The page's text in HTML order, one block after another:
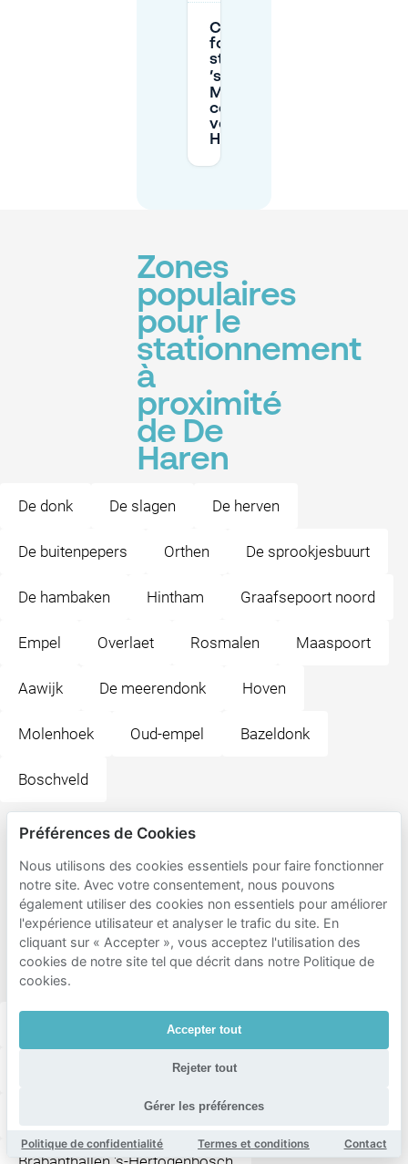
Comment
fonctionne la
station P+R
’s‑Hertogenbosch
Mayweg pour les
conducteurs
venant de De
Haren ?
Zones
populaires
pour le
stationnement
à
proximité
de De
Haren
De donk De slagen De herven
De buitenpepers Orthen De sprookjesbuurt
De hambaken Hintham Graafsepoort noord
Empel Overlaet Rosmalen Maaspoort
Aawijk De meerendonk Hoven
Molenhoek Oud-empel Bazeldonk
Boschveld
Destinations
populaires
à
proximité
de De
Haren
Fletcher Hotel-Restaurant 's-Hertogenbosch
Maaspoort Den Bosch
Burgemeester van Zwietenpark
Préférences de Cookies
Nous utilisons des cookies essentiels pour faire fonctionner
notre site. Avec votre consentement, nous pouvons
également utiliser des cookies non essentiels pour améliorer
l'expérience utilisateur et analyser le trafic du site. En
cliquant sur « Accepter », vous acceptez l'utilisation des
cookies de notre site tel que décrit dans notre Politique de
cookies.
Accepter tout
Rejeter tout
Gérer les préférences
Politique de confidentialité Termes et conditions Contact